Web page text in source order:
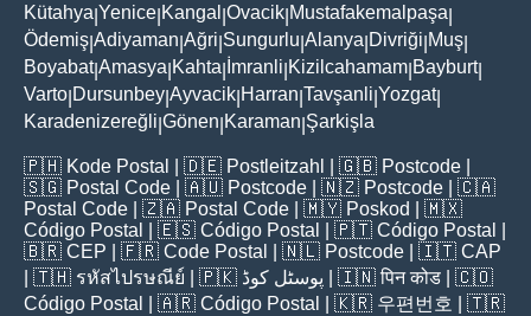
Kütahya Yenice Kangal Ovacik Mustafakemalpaşa
Ödemiş Adiyaman Ağri Sungurlu Alanya Divriği Muş
Boyabat|Amasya Kahta İmranli Kizilcahamam Bayburt|
Varto Dursunbey Ayvacik Harran Tavşanli Yozgat|
Karadenizereğli Gönen Karaman Şarkişla
🇵🇭 Kode Postal | 🇩🇪 Postleitzahl | 🇬🇧 Postcode
🇸🇬 Postal Code | 🇦🇺 Postcode | 🇳🇿 Postcode | 🇨🇦
Postal Code | 🇿🇦 Postal Code | 🇲🇾 Poskod
| 🇲🇽
Código Postal
| 🇪🇸 Código Postal | 🇵🇹 Código Postal
🇧🇷 CEP | 🇫🇷 Code Postal | 🇳🇱 Postcode | 🇮🇹 CAP
| 🇹🇭 รหัสไปรษณีย์ | 🇵🇰 پوسٹل کوڈ | 🇮🇳पिन कोड | 🇨🇴
Código Postal
| 🇦🇷 Código Postal | 🇰🇷 우편번호
| 🇹🇷